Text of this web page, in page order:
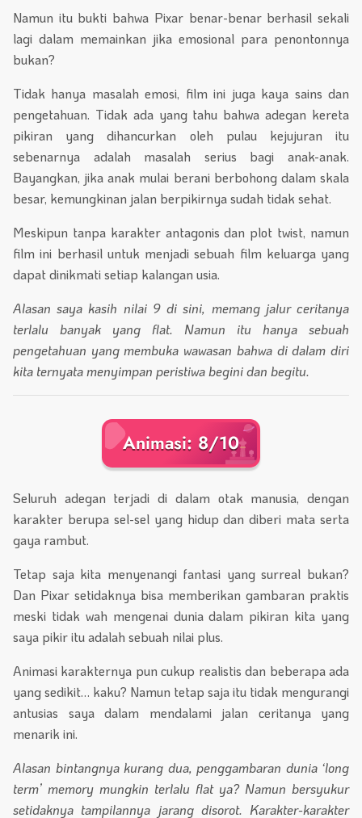
Namun itu bukti bahwa Pixar benar-benar berhasil sekali
lagi dalam memainkan jika emosional para penontonnya
bukan?
Tidak hanya masalah emosi, film ini juga kaya sains dan
pengetahuan. Tidak ada yang tahu bahwa adegan kereta
pikiran yang dihancurkan oleh pulau kejujuran itu
sebenarnya adalah masalah serius bagi anak-anak.
Bayangkan, jika anak mulai berani berbohong dalam skala
besar, kemungkinan jalan berpikirnya sudah tidak sehat.
Meskipun tanpa karakter antagonis dan plot twist, namun
film ini berhasil untuk menjadi sebuah film keluarga yang
dapat dinikmati setiap kalangan usia.
Alasan saya kasih nilai 9 di sini, memang jalur ceritanya
terlalu banyak yang flat. Namun itu hanya sebuah
pengetahuan yang membuka wawasan bahwa di dalam diri
kita ternyata menyimpan peristiwa begini dan begitu.
Animasi: 8/10
Seluruh adegan terjadi di dalam otak manusia, dengan
karakter berupa sel-sel yang hidup dan diberi mata serta
gaya rambut.
Tetap saja kita menyenangi fantasi yang surreal bukan?
Dan Pixar setidaknya bisa memberikan gambaran praktis
meski tidak wah mengenai dunia dalam pikiran kita yang
saya pikir itu adalah sebuah nilai plus.
Animasi karakternya pun cukup realistis dan beberapa ada
yang sedikit… kaku? Namun tetap saja itu tidak mengurangi
antusias saya dalam mendalami jalan ceritanya yang
menarik ini.
Alasan bintangnya kurang dua, penggambaran dunia ‘long
term’ memory mungkin terlalu flat ya? Namun bersyukur
setidaknya tampilannya jarang disorot. Karakter-karakter